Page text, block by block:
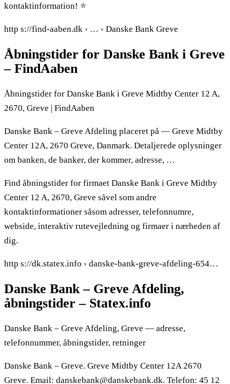
kontaktinformation! ⭐
http s://find-aaben.dk › … › Danske Bank Greve
Åbningstider for Danske Bank i Greve
– FindAaben
Åbningstider for Danske Bank i Greve Midtby Center 12 A,
2670, Greve | FindAaben
Danske Bank – Greve Afdeling placeret på — Greve Midtby
Center 12A, 2670 Greve, Danmark. Detaljerede oplysninger
om banken, de banker, der kommer, adresse, …
Find åbningstider for firmaet Danske Bank i Greve Midtby
Center 12 A, 2670, Greve såvel som andre
kontaktinformationer såsom adresser, telefonnumre,
webside, interaktiv rutevejledning og firmaer i nærheden af
dig.
http s://dk.statex.info › danske-bank-greve-afdeling-654…
Danske Bank – Greve Afdeling,
åbningstider – Statex.info
Danske Bank – Greve Afdeling, Greve — adresse,
telefonnummer, åbningstider, retninger
Danske Bank – Greve. Greve Midtby Center 12A 2670
Greve. Email: danskebank@danskebank.dk. Telefon: 45 12